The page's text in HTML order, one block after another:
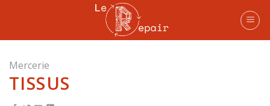
content
Mercerie
TISSUS